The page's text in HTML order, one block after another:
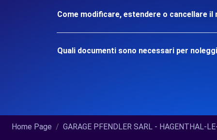
Come modificare, estendere o cancellare il
Quali documenti sono necessari per
Home Page GARAGE PFENDLER SARL - HAGENTHAL-